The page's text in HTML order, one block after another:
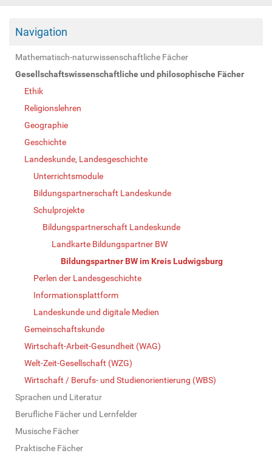
Navigation
Mathematisch-naturwissenschaftliche Fächer
Gesellschaftswissenschaftliche und philosophische Fächer
Ethik
Religionslehren
Geographie
Geschichte
Landeskunde, Landesgeschichte
Unterrichtsmodule
Bildungspartnerschaft Landeskunde
Schulprojekte
Bildungspartnerschaft Landeskunde
Landkarte Bildungspartner BW
Bildungspartner BW im Kreis Ludwigsburg
Perlen der Landesgeschichte
Informationsplattform
Landeskunde und digitale Medien
Gemeinschaftskunde
Wirtschaft-Arbeit-Gesundheit (WAG)
Welt-Zeit-Gesellschaft (WZG)
Wirtschaft / Berufs- und Studienorientierung (WBS)
Sprachen und Literatur
Berufliche Fächer und Lernfelder
Musische Fächer
Praktische Fächer